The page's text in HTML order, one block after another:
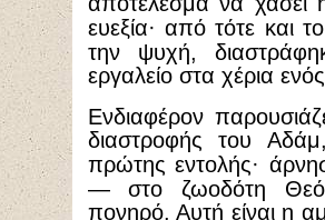
ευεξία· από τότε και
την ψυχή,
εργαλείο στα χέρια
Ενδιαφέρον
διαστροφής του
πρώτης εντολής·
— στο ζωοδότη Θεό
πονηρό. Αυτή είναι η